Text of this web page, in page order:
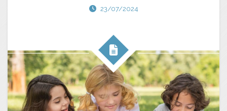
23/07/2024